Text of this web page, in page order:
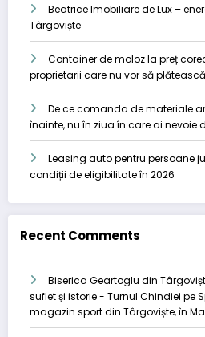
Beatrice Imobiliare de Lux –
Târgoviște
Container de moloz la preț
proprietarii care nu vor să
De ce comanda de materiale
înainte, nu în ziua în care ai nevoie
Leasing auto pentru persoane
condiții de eligibilitate în 2026
Recent Comments
Biserica Geartoglu din
suflet și istorie - Turnul Chindiei pe
magazin sport din Târgoviște, în